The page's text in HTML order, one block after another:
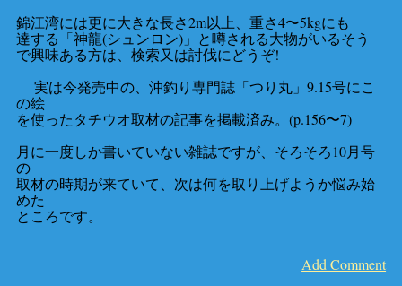
錦江湾には更に大きな長さ2m以上、重さ4〜5kgにも
達する「神龍(シュンロン)」と噂される大物がいるそう
で興味ある方は、検索又は討伐にどうぞ!
実は今発売中の、沖釣り専門誌「つり丸」9.15号にこ
の絵
を使ったタチウオ取材の記事を掲載済み。(p.156〜7)
月に一度しか書いていない雑誌ですが、そろそろ10月号
の
取材の時期が来ていて、次は何を取り上げようか悩み始
めた
ところです。
Add Comment